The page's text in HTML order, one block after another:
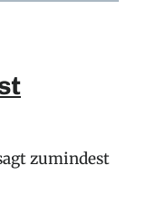
zumindest